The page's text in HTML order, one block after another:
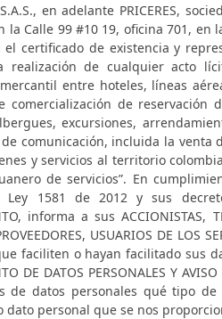
S.A.S., en adelante PRICERES,
la Calle 99 #10 19, oficina 701, en
certificado de existencia y
realización de cualquier acto
entre hoteles, líneas
comercialización de reservación
excursiones,
comunicación, incluida la venta
y servicios al territorio
de servicios”. En
1581 de 2012 y sus
informa a sus ACCIONISTAS,
USUARIOS DE LOS
faciliten o hayan facilitado sus
DE DATOS PERSONALES Y
de datos personales qué tipo
dato personal que se nos